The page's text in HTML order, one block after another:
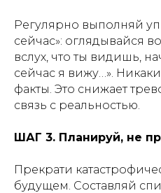
Регулярно выполняй
сейчас»: оглядывайся
вслух, что ты видишь,
сейчас я вижу…».
факты. Это снижает
связь с реальностью.
ШАГ 3. Планируй, не
Прекрати
будущем. Составляй